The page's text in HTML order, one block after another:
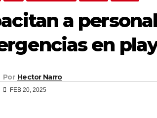
a
en
Por Hector Narro
FEB 20, 2025